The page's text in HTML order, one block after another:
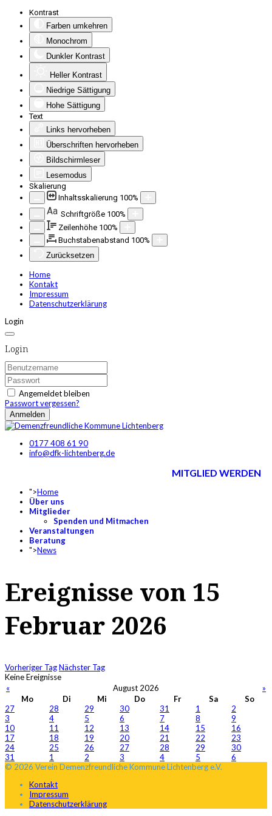
Kontrast
Farben umkehren
Monochrom
Dunkler Kontrast
Heller Kontrast
Niedrige Sättigung
Hohe Sättigung
Text
Links hervorheben
Überschriften hervorheben
Bildschirmleser
Lesemodus
Skalierung
Inhaltsskalierung 100%
Aa Schriftgröße 100%
Zeilenhöhe 100%
Buchstabenabstand 100%
Zurücksetzen
Home
Kontakt
Impressum
Datenschutzerklärung
Login
Login
Angemeldet bleiben
Passwort vergessen?
Anmelden
0177 408 61 90
info@dfk-lichtenberg.de
MITGLIED WERDEN
">Home
Über uns
Mitglieder
Spenden und Mitmachen
Veranstaltungen
Beratung
">News
Ereignisse von 15
Februar 2026
Vorheriger TagNächster Tag
Keine Ereignisse
«
August 2026
»
Mo
Di Mi Do Fr Sa
So
27
28 29 30 31 1
2
3
4 5 6 7 8
9
10
11 12 13 14 15
16
17
18 19 20 21 22
23
24
25 26 27 28 29
30
31
1 2 3 4 5
6
© 2026 Verein Demenzfreundliche Kommune Lichtenberg e.V.
Kontakt
Impressum
Datenschutzerklärung